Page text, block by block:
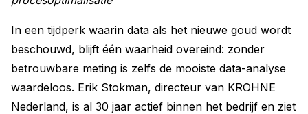
In een tijdperk waarin data als het nieuwe goud wordt
beschouwd, blijft één waarheid overeind: zonder
betrouwbare meting is zelfs de mooiste data-analyse
waardeloos. Erik Stokman, directeur van KROHNE
Nederland, is al 30 jaar actief binnen het bedrijf en ziet